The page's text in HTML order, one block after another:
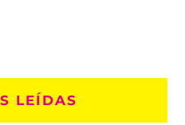
LEÍDAS